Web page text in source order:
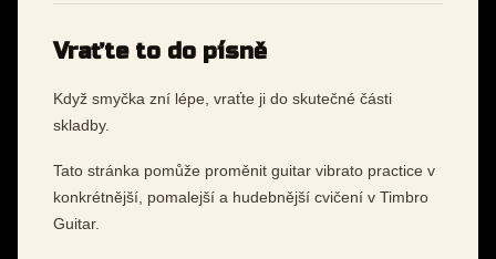
Vraťte to do písně
Když smyčka zní lépe, vraťte ji do skutečné části
skladby.
Tato stránka pomůže proměnit guitar vibrato practice v
konkrétnější, pomalejší a hudebnější cvičení v Timbro
Guitar.